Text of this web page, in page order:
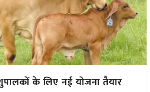
के लिए नई योजना तैयार